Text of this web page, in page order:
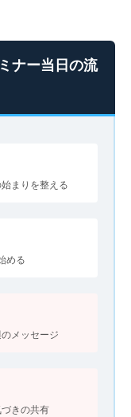
ナー当日の流
まりを整える
める
メッセージ
きの共有